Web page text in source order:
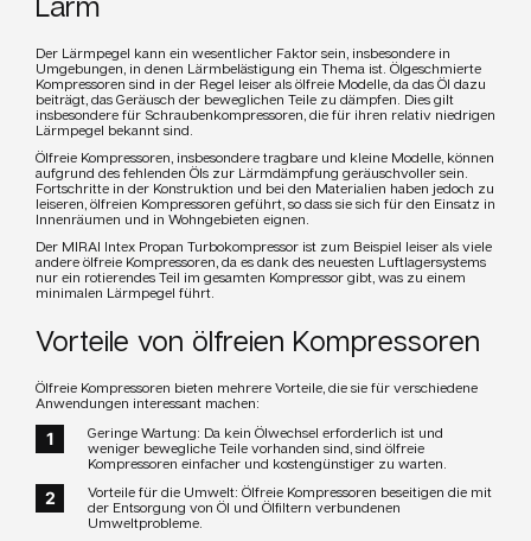
Der Lärmpegel kann ein wesentlicher Faktor sein, insbesondere in
Umgebungen, in denen Lärmbelästigung ein Thema ist. Ölgeschmierte
Kompressoren sind in der Regel leiser als ölfreie Modelle, da das Öl dazu
beiträgt, das Geräusch der beweglichen Teile zu dämpfen. Dies gilt
insbesondere für Schraubenkompressoren, die für ihren relativ niedrigen
Lärmpegel bekannt sind.
Ölfreie Kompressoren, insbesondere tragbare und kleine Modelle, können
aufgrund des fehlenden Öls zur Lärmdämpfung geräuschvoller sein.
Fortschritte in der Konstruktion und bei den Materialien haben jedoch zu
leiseren, ölfreien Kompressoren geführt, so dass sie sich für den Einsatz in
Innenräumen und in Wohngebieten eignen.
Der MIRAI Intex Propan Turbokompressor ist zum Beispiel leiser als viele
andere ölfreie Kompressoren, da es dank des neuesten Luftlagersystems
nur ein rotierendes Teil im gesamten Kompressor gibt, was zu einem
minimalen Lärmpegel führt.
Vorteile von ölfreien Kompressoren
Ölfreie Kompressoren bieten mehrere Vorteile, die sie für verschiedene
Anwendungen interessant machen:
Geringe Wartung: Da kein Ölwechsel erforderlich ist und
weniger bewegliche Teile vorhanden sind, sind ölfreie
Kompressoren einfacher und kostengünstiger zu warten.
Vorteile für die Umwelt: Ölfreie Kompressoren beseitigen die mit
der Entsorgung von Öl und Ölfiltern verbundenen
Umweltprobleme.